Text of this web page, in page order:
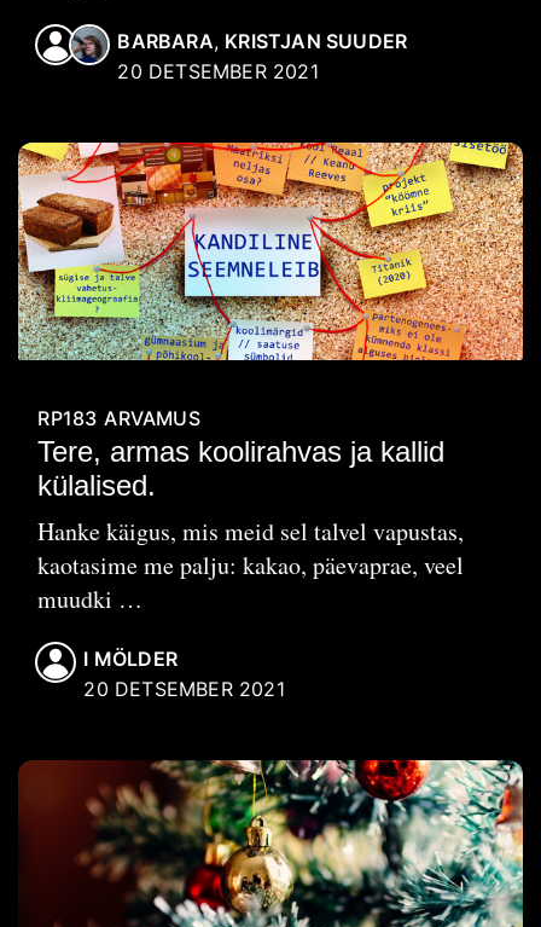
BARBARA, KRISTJAN SUUDER
20 DETSEMBER 2021
RP183 ARVAMUS
Tere, armas koolirahvas ja kallid
külalised.
Hanke käigus, mis meid sel talvel vapustas,
kaotasime me palju: kakao, päevaprae, veel
muudki …
I MÖLDER
20 DETSEMBER 2021